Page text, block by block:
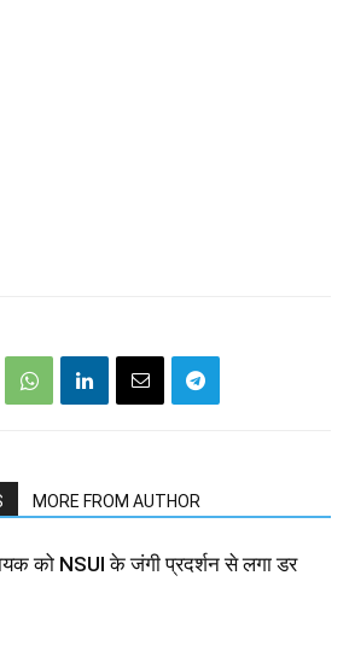
MORE FROM AUTHOR
को NSUI के जंगी प्रदर्शन से लगा डर